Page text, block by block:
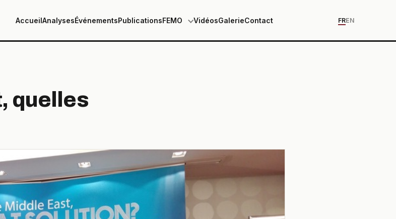
AccueilAnalysesÉvénementsPublicationsFEMO VidéosGalerieContact FREN
quelles